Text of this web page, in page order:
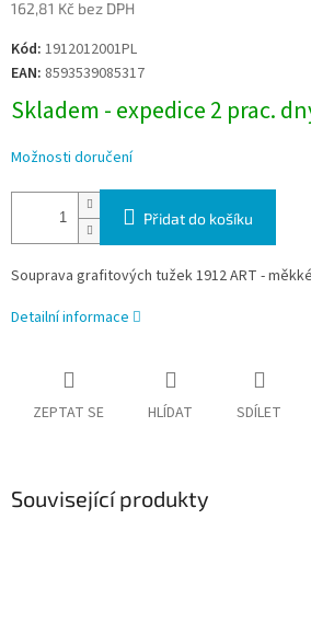
162,81 Kč bez DPH
Měrná
cena:
Kód: 1912012001PL
EAN: 8593539085317
Skladem - expedice 2 prac.
Možnosti doručení
Přidat do košíku
Souprava grafitových tužek 1912 ART -
Detailní informace
ZEPTAT SE HLÍDAT SDÍLET
Související produkty